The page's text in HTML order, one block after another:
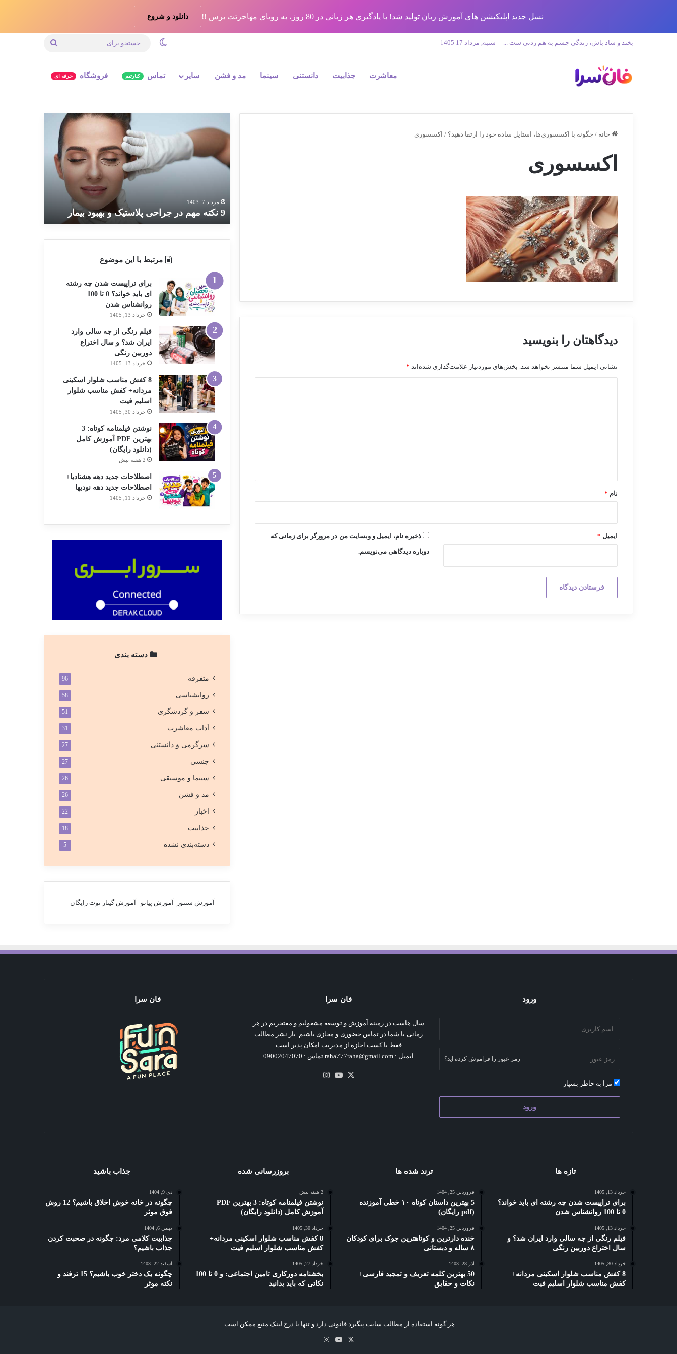
نسل جدید اپلیکیشن های آموزش زبان تولید شد! با یادگیری هر زبانی در 80 روز، به رویای مهاجرتت برس !! دانلود و شروع
بخند و شاد باش، زندگی چشم به هم زدنی ست ... شنبه, مرداد 17 1405 تغییر پوسته جستجو
معاشرت
جذابیت دانستنی سینما مد و فشن سایر تماس کنارتیم فروشگاه حرفه ای
خانه / چگونه با اکسسوری‌ها، استایل ساده خود را ارتقا دهید؟ / اکسسوری
اکسسوری
دیدگاهتان را بنویسید
نشانی ایمیل شما منتشر نخواهد شد. بخش‌های موردنیاز علامت‌گذاری شده‌اند *
نام *
ایمیل *
ذخیره نام، ایمیل و وبسایت من در مرورگر برای زمانی که
دوباره دیدگاهی می‌نویسم.
نکته
مهم
در
جراحی
پلاستیک
بیمارمرداد 7, 1403
9 نکته مهم در جراحی پلاستیک و بهبود بیمار
مرتبط با این موضوع
برای تراپیست شدن چه رشته
ای باید خواند؟ 0 تا 100
روانشناس شدن
خرداد 13, 1405
فیلم رنگی از چه سالی وارد
ایران شد؟ و سال اختراع
دوربین رنگی
خرداد 13, 1405
8 کفش مناسب شلوار اسکینی
مردانه+ کفش مناسب شلوار
اسلیم فیت
خرداد 30, 1405
نوشتن فیلمنامه کوتاه: 3
بهترین PDF آموزش کامل
(دانلود رایگان)
2 هفته پیش
اصطلاحات جدید دهه هشتادیا+
اصطلاحات جدید دهه نودیها
خرداد 11, 1405
دسته بندی
متفرقه 96
روانشناسی 58
سفر و گردشگری 51
آداب معاشرت 31
سرگرمی و دانستنی 27
جنسی 27
سینما و موسیقی 26
مد و فشن 26
اخبار 22
جذابیت 18
دسته‌بندی نشده 5
آموزش سنتور آموزش پیانو آموزش گیتار نوت رایگان
ورود
رمز عبور را فراموش کرده اید؟
مرا به خاطر بسپار
ورود
فان سرا
سال هاست در زمینه آموزش و توسعه مشغولیم و مفتخریم در هر
زمانی با شما در تماس حضوری و مجازی باشیم. باز نشر مطالب
فقط با کسب اجازه از مدیریت امکان پذیر است
ایمیل : raha777raha@gmail.com تماس : 09002047070
X یوتیوب
فان سرا
تازه ها
خرداد 13, 1405
برای تراپیست شدن چه رشته ای باید خواند؟
0 تا 100 روانشناس شدن
خرداد 13, 1405
فیلم رنگی از چه سالی وارد ایران شد؟ و
سال اختراع دوربین رنگی
خرداد 30, 1405
8 کفش مناسب شلوار اسکینی مردانه+
کفش مناسب شلوار اسلیم فیت
ترند شده ها
فروردین 25, 1404
5 بهترین داستان کوتاه ۱۰ خطی آموزنده
(pdf رایگان)
فروردین 25, 1404
خنده دارترین و کوتاهترین جوک برای کودکان
۸ ساله و دبستانی
آذر 28, 1403
50 بهترین کلمه تعریف و تمجید فارسی+
نکات و حقایق
بروزرسانی شده
2 هفته پیش
نوشتن فیلمنامه کوتاه: 3 بهترین PDF
آموزش کامل (دانلود رایگان)
خرداد 30, 1405
8 کفش مناسب شلوار اسکینی مردانه+
کفش مناسب شلوار اسلیم فیت
خرداد 27, 1405
بخشنامه دورکاری تامین اجتماعی: و 0 تا 100
نکاتی که باید بدانید
جذاب باشید
دی 9, 1404
چگونه در خانه خوش اخلاق باشیم؟ 12 روش
فوق موثر
بهمن 6, 1404
جذابیت کلامی مرد: چگونه در صحبت کردن
جذاب باشیم؟
اسفند 22, 1403
چگونه یک دختر خوب باشیم؟ 15 ترفند و
نکته موثر
هر گونه استفاده از مطالب سایت پیگیرد قانونی دارد و تنها با درج لینک منبع ممکن است.
یوتیوباینستاگرام